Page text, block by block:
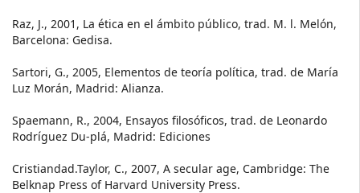
Raz, J., 2001, La ética en el ámbito público, trad. M. l. Melón,
Barcelona: Gedisa.
Sartori, G., 2005, Elementos de teoría política, trad. de María
Luz Morán, Madrid: Alianza.
Spaemann, R., 2004, Ensayos filosóficos, trad. de Leonardo
Rodríguez Du-plá, Madrid: Ediciones
Cristiandad.Taylor, C., 2007, A secular age, Cambridge: The
Belknap Press of Harvard University Press.